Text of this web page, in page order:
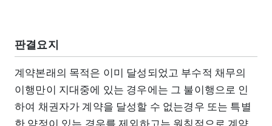
판결요지
계약본래의 목적은 이미 달성되었고 부수적 채무의
이행만이 지대중에 있는 경우에는 그 불이행으로 인
하여 채권자가 계약을 달성할 수 없는경우 또는 특별
한 약정이 있는 경우를 제외하고는 원칙적으로 계약